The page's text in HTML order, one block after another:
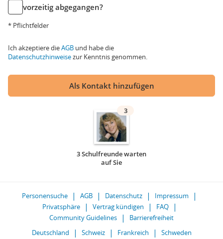
vorzeitig abgegangen?
* Pflichtfelder
Ich akzeptiere dieAGB und habe die
Datenschutzhinweisezur Kenntnis genommen.
Als Kontakt hinzufügen
3
3 Schulfreunde warten
auf Sie
Personensuche AGB Datenschutz
Impressum
Privatsphäre
Vertrag kündigen
FAQ
Community Guidelines
Barrierefreiheit
Deutschland
Schweiz Frankreich Schweden